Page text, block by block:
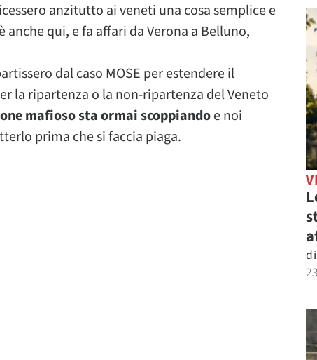
anzitutto ai veneti una cosa semplice e
qui, e fa affari da Verona a Belluno,
dal caso MOSE per estendere il
la ripartenza o la non-ripartenza del Veneto
mafioso sta ormai scoppiandoe noi
prima che si faccia piaga.
di